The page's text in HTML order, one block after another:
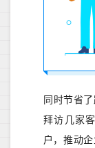
同时节省
拜访几家
户，推动